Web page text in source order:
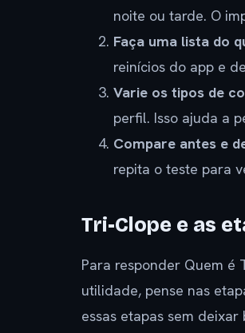
noite ou tarde. O
Faça uma lista do
reinícios do app e
Varie os tipos de
perfil. Isso ajuda a
Compare antes e
repita o teste para
Tri-Clope e as
Para responder Quem é
utilidade, pense nas
essas etapas sem